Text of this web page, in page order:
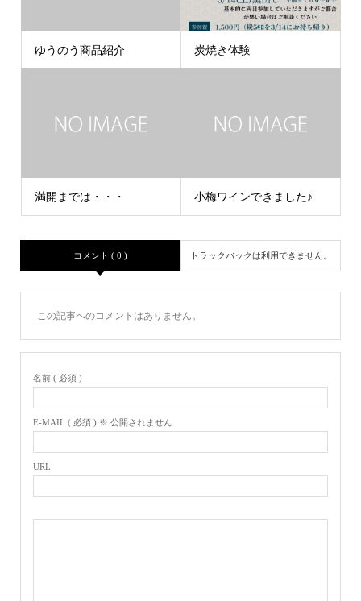
ゆうのう商品紹介 炭焼き体験
満開までは・・・ 小梅ワインできました♪
コメント ( 0 ) トラックバックは利用できません。
この記事へのコメントはありません。
名前 ( 必須 )
E-MAIL ( 必須 ) ※ 公開されません
URL